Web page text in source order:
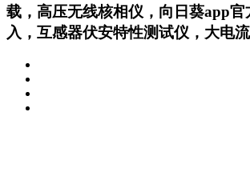
载，高压无线核相仪，向日葵app
入，互感器伏安特性测试仪，大电